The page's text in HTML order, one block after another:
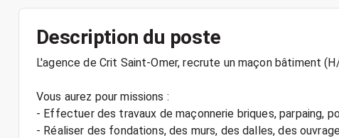
Description du poste
L'agence de Crit Saint-Omer, recrute un maçon bâtiment
Vous aurez pour missions :
- Effectuer des travaux de maçonnerie briques, parpaing,
- Réaliser des fondations, des murs, des dalles, des